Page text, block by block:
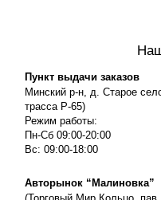
Пункт выдачи заказов
Минский р-н, д. Старое
трасса P-65)
Режим работы:
Пн-Сб 09:00-20:00
Вс: 09:00-18:00
Авторынок “Малиновка”